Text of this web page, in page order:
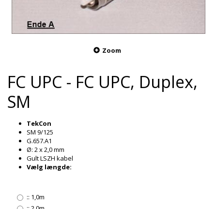
Zoom
FC UPC - FC UPC, Duplex,
SM
TekCon
SM 9/125
G.657.A1
Ø: 2 x 2,0 mm
Gult LSZH kabel
Vælg længde:
:: 1,0m